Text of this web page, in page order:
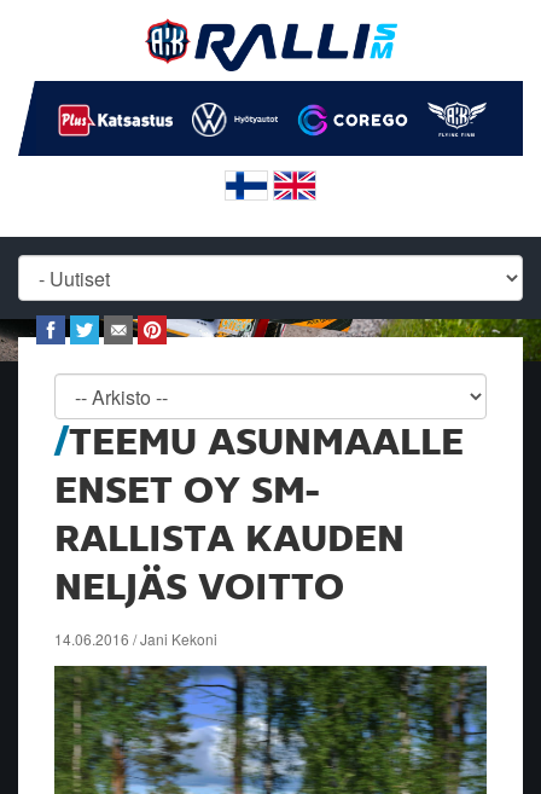
TEEMU ASUNMAALLE
ENSET OY SM-
RALLISTA KAUDEN
NELJÄS VOITTO
14.06.2016 / Jani Kekoni